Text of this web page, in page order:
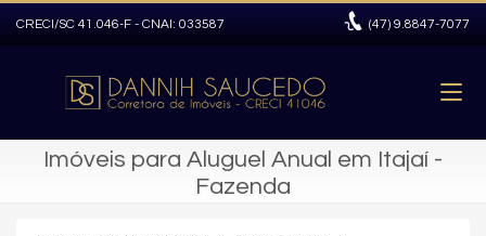
CRECI/SC 41.046-F - CNAI: 033587 (47) 9.8847-7077
Imóveis para Aluguel Anual em Itajaí -
Fazenda